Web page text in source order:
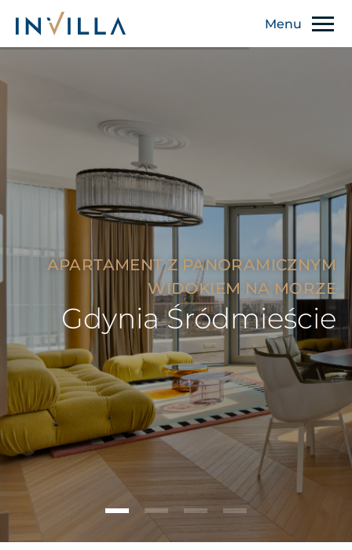
APARTAMENT Z PANORAMICZNYM
WIDOKIEM NA MORZE
Gdynia Śródmieście